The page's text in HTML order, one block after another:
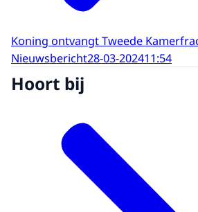
Koning ontvangt Tweede
Nieuwsbericht28-03-202411:54
Hoort bij